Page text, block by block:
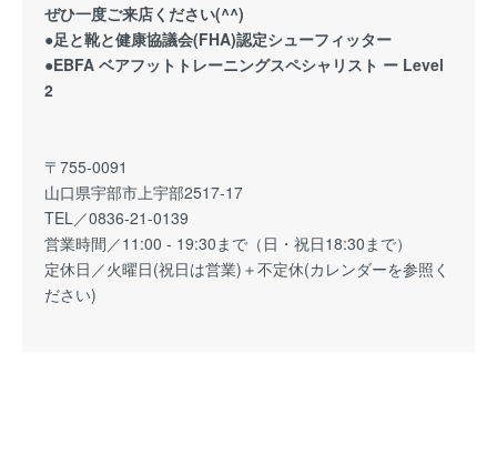
ぜひ一度ご来店ください(^^)
●足と靴と健康協議会(FHA)認定シューフィッター
●EBFA ベアフットトレーニングスペシャリスト ー Level
2
〒755-0091
山口県宇部市上宇部2517-17
TEL／0836-21-0139
営業時間／11:00 - 19:30まで（日・祝日18:30まで）
定休日／火曜日(祝日は営業)＋不定休(カレンダーを参照く
ださい)